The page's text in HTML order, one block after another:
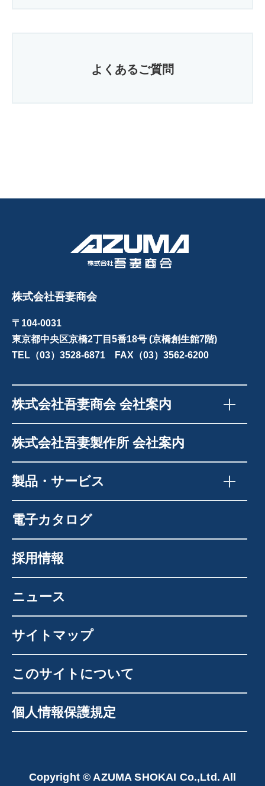
よくあるご質問
株式会社吾妻商会
〒104-0031
東京都中央区京橋2丁目5番18号 (京橋創生館7階)
TEL（03）3528-6871 FAX（03）3562-6200
株式会社吾妻商会 会社案内
株式会社吾妻製作所 会社案内
製品・サービス
電子カタログ
採用情報
ニュース
サイトマップ
このサイトについて
個人情報保護規定
Copyright © AZUMA SHOKAI Co.,Ltd. All